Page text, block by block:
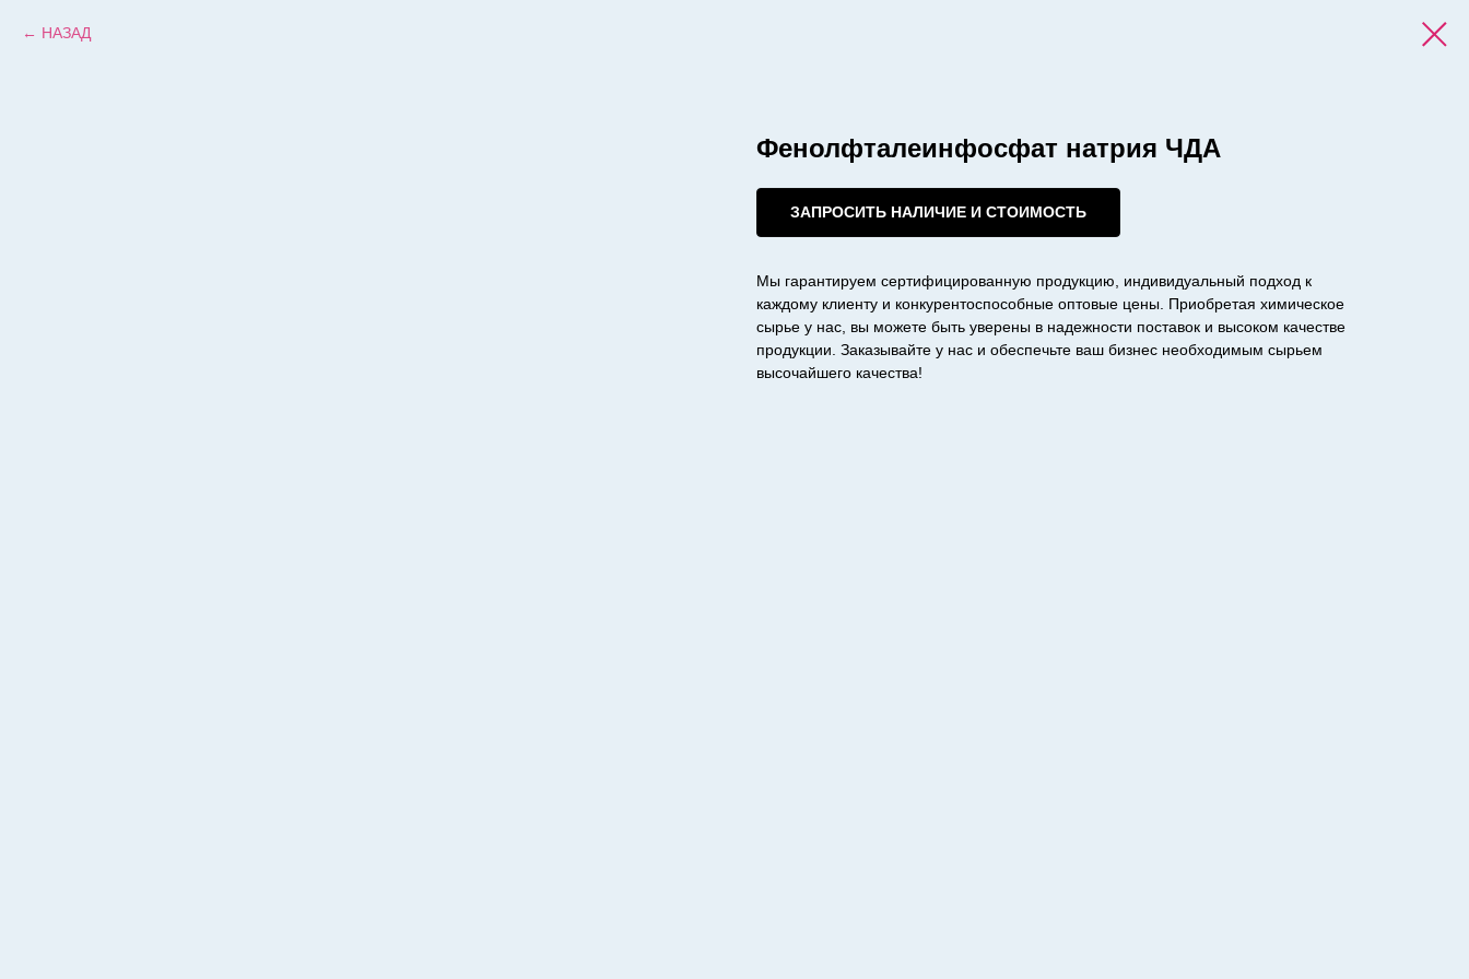
НАЗАД
Фенолфталеинфосфат натрия ЧДА
ЗАПРОСИТЬ НАЛИЧИЕ И СТОИМОСТЬ
Мы гарантируем сертифицированную продукцию, индивидуальный подход к
каждому клиенту и конкурентоспособные оптовые цены. Приобретая химическое
сырье у нас, вы можете быть уверены в надежности поставок и высоком качестве
продукции. Заказывайте у нас и обеспечьте ваш бизнес необходимым сырьем
высочайшего качества!